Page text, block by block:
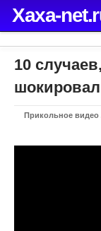
Xaxa-
10
Прикольное видео